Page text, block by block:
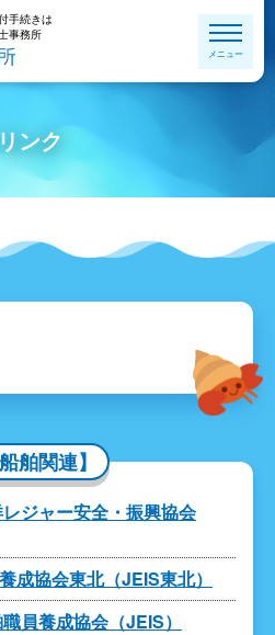
手続きは
事務所
メニュー
リンク
舶関連】
ジャー安全・振興協会
成協会東北（JEIS東北）
員養成協会（JEIS）